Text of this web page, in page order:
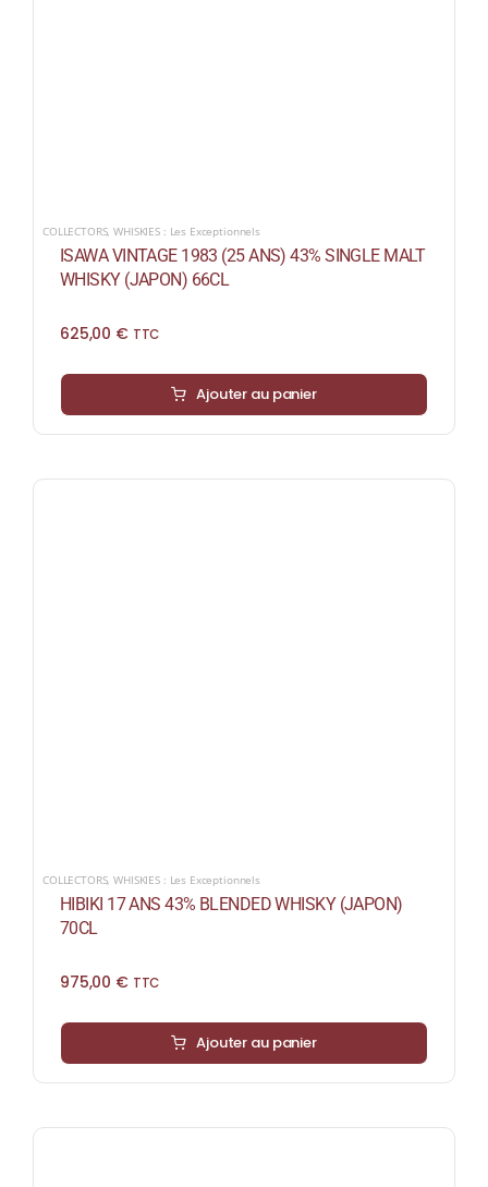
COLLECTORS,WHISKIES : Les Exceptionnels
ISAWA VINTAGE 1983 (25 ANS) 43% SINGLE MALT
WHISKY (JAPON) 66CL
625,00 € TTC
Ajouter au panier
COLLECTORS,WHISKIES : Les Exceptionnels
HIBIKI 17 ANS 43% BLENDED WHISKY (JAPON)
70CL
975,00 € TTC
Ajouter au panier